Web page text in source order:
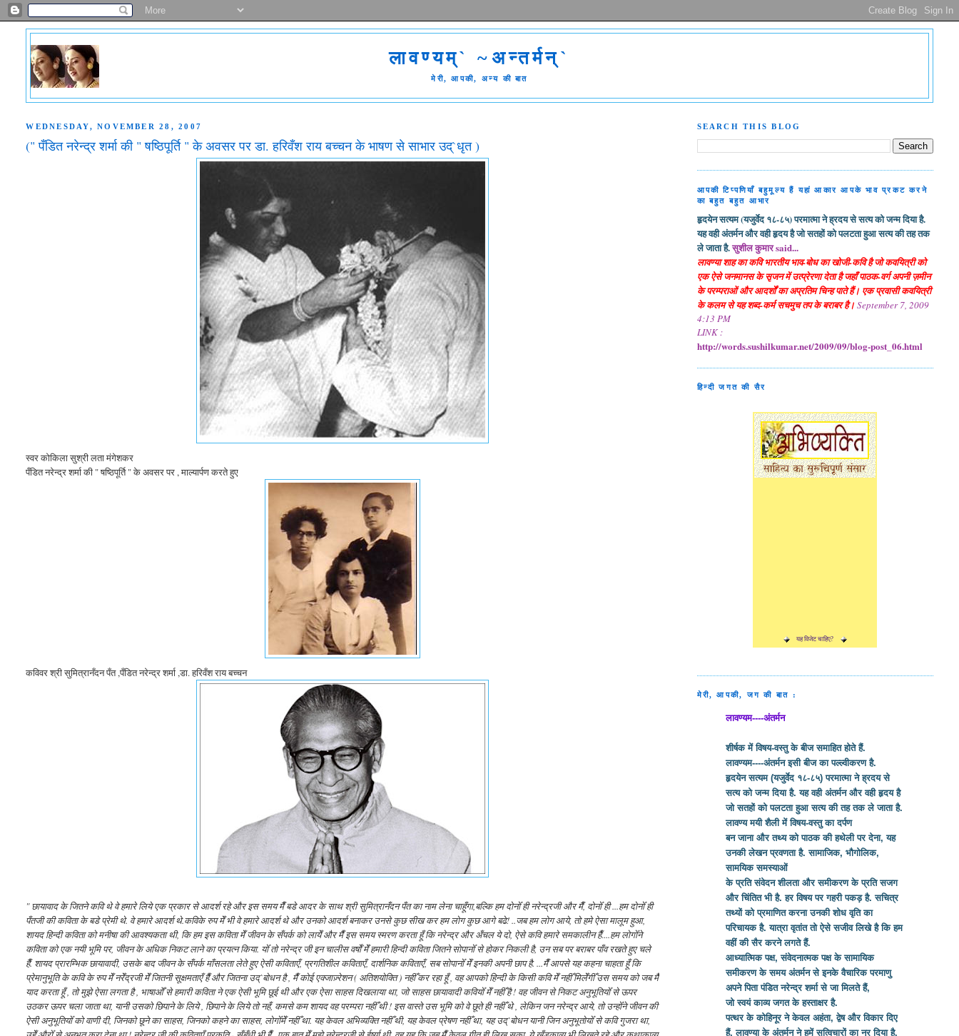
लावण्यम्` ~अन्तर्मन्`
मेरी, आपकी, अन्य की बात
WEDNESDAY, NOVEMBER 28, 2007
(" पँडित नरेन्द्र शर्मा की " षष्ठिपूर्ति " के अवसर पर डा. हरिवँश राय बच्चन के भाषण से साभार उद्`धृत )
स्वर कोकिला सुश्री लता मंगेशकर
पँडित नरेन्द्र शर्मा की " षष्ठिपूर्ति " के अवसर पर , माल्यार्पण करते हुए
कविवर श्री सुमित्रानँदन पँत ,पँडित नरेन्द्र शर्मा ,डा. हरिवँश राय बच्चन
" छायावाद के जितने कवि थे वे हमारे लिये एक प्रकार से आदर्श रहे और इस समय मैँ बडे आदर के साथ श्री सुमित्रानँदन पँत का नाम लेना चाहूँगा,बल्कि हम दोनोँ ही नरेन्द्रजी और मैँ, दोनोँ ही ...हम दोनोँ ही
पँतजी की कविता के बडे प्रेमी थे. वे हमारे आदर्श थे.कविके रुप मेँ भी वे हमारे आदर्श थे और उनको आदर्श बनाकर उनसे कुछ सीख कर हम लोग कुछ आगे बढे! ..जब हम लोग आये, तो हमे ऐसा मालूम हुआ,
शायद हिन्दी कविता को मनीषा की आवश्यकता थी, कि हम इस कविता मेँ जीवन के सँपर्क को लायेँ और मैँ इस समय स्मरण करता हूँ कि नरेन्द्र और अँचल ये दो, ऐसे कवि हमारे समकालीन हैँ....हम लोगोँने
कविता को एक नयी भूमि पर, जीवन के अधिक निकट लाने का प्रयत्न किया. योँ तो नरेन्द्र जी इन चालीस वर्षोँ मेँ हमारी हिन्दी कविता जितने सोपानोँ से होकर निकली है, उन सब पर बराबर पाँव रखते हुए चले
हैँ. शायद प्रारम्भिक छायावादी, उसके बाद जीवन के सँपर्क माँसलता लेते हुए ऐसी कविताएँ, प्रगतिशील कविताएँ, दार्शनिक कविताएँ, सब सोपानोँ मेँ इनकी अपनी छाप है. ...मैँ आपसे यह कहना चाहता हूँ कि
प्रेमानुभूति के कवि के रुप मेँ नरेँद्रजी मेँ जितनी सूक्षमताएँ हैँ और जितना उद्`बोधन है , मैँ कोई एक्जाज़्रेशन ( अतिशयोक्ति ) नहीँ कर रहा हूँ , वह आपको हिन्दी के किसी कवि मेँ नहीँ मिलेँगीँ उस समय को जब मैँ
याद करता हूँ , तो मुझे ऐसा लगता है , भाषाओँ से हमारी कविता ने एक ऐसी भूमि छूई थी और एक ऐसा साहस दिखलाया था, जो साहस छायावादी कवियोँ मेँ नहीँ है ! वह जीवन से निकट अनुभूतियोँ से ऊपर
उठकर ऊपर चला जाता था, यानी उसको छिपाने के लिये , छिपाने के लिये तो नहँ, कमसे कम शायद वह परम्परा नहीँ थी ! इस वास्ते उस भूमि को वे छूते ही नहीँ थे , लेकिन जन नरेन्द्र आये, तो उन्होँने जीवन की
ऐसी अनुभूतियोँ को वाणी दी, जिनको छूने का साहस, जिनको कहने का साहस, लोगोँमेँ नहीँ था. यह केवल अभिव्यक्ति नहीँ थी, यह केवल प्रेषण नहीँ था, यह उद्`बोधन यानी जिन अनुभूतोयोँ से कवि गुजरा था,
SEARCH THIS BLOG
आपकी टिप्पणियाँ बहुमूल्य हैं यहां आकार आपके भाव प्रकट करने
का बहुत बहुत आभार
हृदयेन सत्यम (यजुर्वेद १८-८५) परमात्मा ने ह्रदय से सत्य को जन्म दिया है.
यह वही अंतर्मन और वही हृदय है जो सतहों को पलटता हुआ सत्य की तह तक
ले जाता है.सुशील कुमार said...
लावण्या शाह का कवि भारतीय भाव-बोध का खोजी-कवि है जो कवयित्री को
एक ऐसे जनमानस के सृजन में उत्प्रेरणा देता है जहाँ पाठक-वर्ग अपनी ज़मीन
के परम्पराओं और आदर्शों का अप्रतिम चिन्ह पाते हैं। एक प्रवासी कवयित्री
के कलम से यह शब्द-कर्म सचमुच तप के बराबर है। September 7, 2009
4:13 PM
LINK :
http://words.sushilkumar.net/2009/09/blog-post_06.html
हिन्दी जगत की सैर
यह विजेट चाहिए?
मेरी, आपकी, जग की बात :
लावण्यम----अंतर्मन
शीर्षक में विषय-वस्तु के बीज समाहित होते हैं.
लावण्यम----अंतर्मन इसी बीज का पल्ल्वीकरण है.
हृदयेन सत्यम (यजुर्वेद १८-८५) परमात्मा ने ह्रदय से
सत्य को जन्म दिया है. यह वही अंतर्मन और वही हृदय है
जो सतहों को पलटता हुआ सत्य की तह तक ले जाता है.
लावण्य मयी शैली में विषय-वस्तु का दर्पण
बन जाना और तथ्य को पाठक की हथेली पर देना, यह
उनकी लेखन प्रवणता है. सामाजिक, भौगोलिक,
सामयिक समस्याओं
के प्रति संवेदन शीलता और समीकरण के प्रति सजग
और चिंतित भी है. हर विषय पर गहरी पकड़ है. सचित्र
तथ्यों को प्रमाणित करना उनकी शोध वृति का
परिचायक है. यात्रा वृतांत तो ऐसे सजीव लिखे है कि हम
वहीं की सैर करने लगते हैं.
आध्यात्मिक पक्ष, संवेदनात्मक पक्ष के सामायिक
समीकरण के समय अंतर्मन से इनके वैचारिक परमाणु
अपने पिता पंडित नरेन्द्र शर्मा सेजा मिलते हैं,
जो स्वयं काव्य जगत के हस्ताक्षर है.
पत्थर के कोहिनूर ने केवल अहंता, द्वेष और विकार दिए
हैं, लावण्या के अंतर्मन ने हमें सत्विचारों का नूर दिया है.